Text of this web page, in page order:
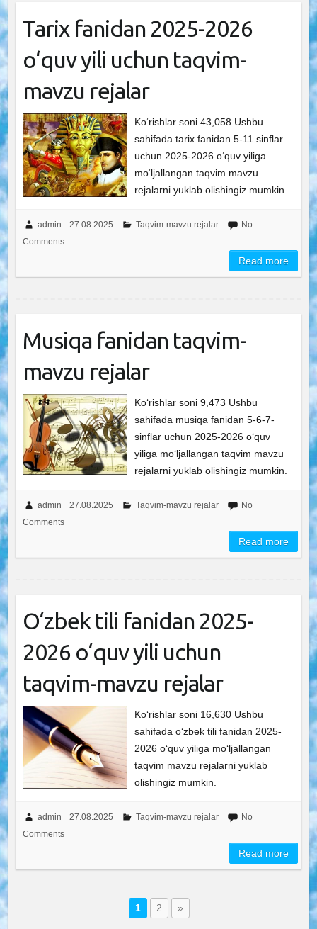
Tarix fanidan 2025-2026
o‘quv yili uchun taqvim-
mavzu rejalar
Ko‘rishlar soni 43,058 Ushbu
sahifada tarix fanidan 5-11 sinflar
uchun 2025-2026 o‘quv yiliga
mo‘ljallangan taqvim mavzu
rejalarni yuklab olishingiz mumkin.
admin 27.08.2025 Taqvim-mavzu rejalar
No
Comments
Read more
Musiqa fanidan taqvim-
mavzu rejalar
Ko‘rishlar soni 9,473 Ushbu
sahifada musiqa fanidan 5-6-7-
sinflar uchun 2025-2026 o‘quv
yiliga mo‘ljallangan taqvim mavzu
rejalarni yuklab olishingiz mumkin.
admin 27.08.2025 Taqvim-mavzu rejalar
No
Comments
Read more
O‘zbek tili fanidan 2025-
2026 o‘quv yili uchun
taqvim-mavzu rejalar
Ko‘rishlar soni 16,630 Ushbu
sahifada o‘zbek tili fanidan 2025-
2026 o‘quv yiliga mo‘ljallangan
taqvim mavzu rejalarni yuklab
olishingiz mumkin.
admin 27.08.2025 Taqvim-mavzu rejalar
No
Comments
Read more
1 2 »